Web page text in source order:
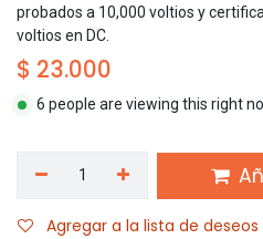
probados a 10,000 voltios y
voltios en DC.
$ 23.000
6 people are viewing this right
Agregar a la lista de deseos